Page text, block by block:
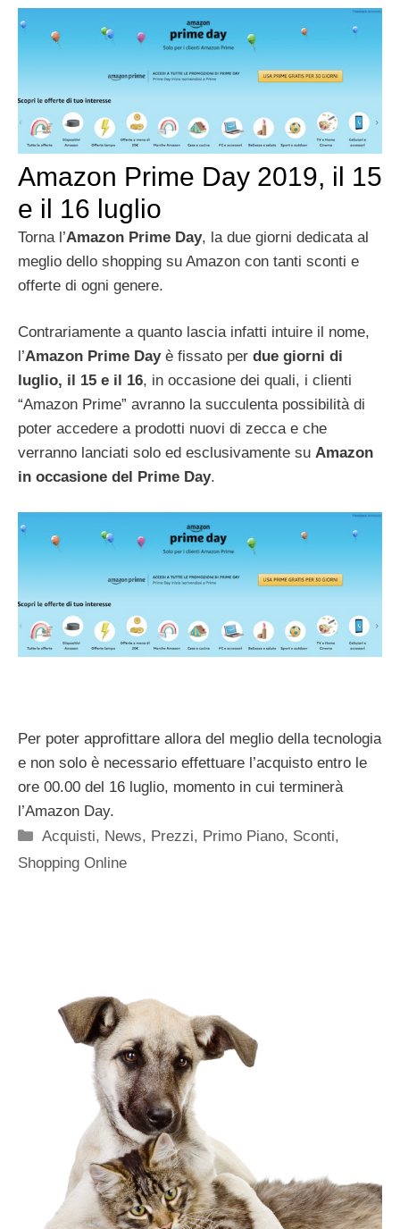
Amazon Prime Day 2019, il 15
e il 16 luglio
Torna l’Amazon Prime Day, la due giorni dedicata al
meglio dello shopping su Amazon con tanti sconti e
offerte di ogni genere.
Contrariamente a quanto lascia infatti intuire il nome,
l’Amazon Prime Dayè fissato per due giorni di
luglio, il 15 e il 16, in occasione dei quali, i clienti
“Amazon Prime” avranno la succulenta possibilità di
poter accedere a prodotti nuovi di zecca e che
verranno lanciati solo ed esclusivamente su Amazon
in occasione del Prime Day.
Per poter approfittare allora del meglio della tecnologia
e non solo è necessario effettuare l’acquisto entro le
ore 00.00 del 16 luglio, momento in cui terminerà
l’Amazon Day.
Categorie
Acquisti, News, Prezzi, Primo Piano, Sconti,
Shopping Online